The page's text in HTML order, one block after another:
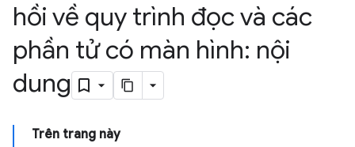
hồi về quy trình đọc và các
phần tử có màn hình: nội
dung
Trên trang này